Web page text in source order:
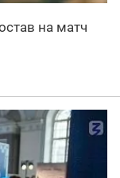
на матч